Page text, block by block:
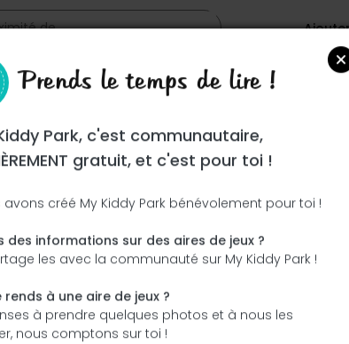
parc n'a pas encore été visité ! À toi de jouer !
le nom J'ajoute des photos
Prends le temps de lire !
Park, c'est communautaire,
gratuit, et c'est pour toi !
avons créé My Kiddy Park bénévolement pour toi !
des informations sur des aires de jeux ?
les avec la communauté sur My Kiddy Park !
rends à une aire de jeux ?
à prendre quelques photos et à nous les
nous comptons sur toi !